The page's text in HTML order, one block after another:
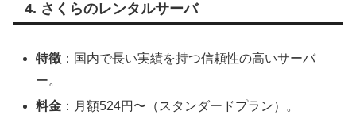
4. さくらのレンタルサーバ
特徴 ：国内で長い実績を持つ信頼性の高いサーバ
ー。
料金 ：月額524円〜（スタンダードプラン）。